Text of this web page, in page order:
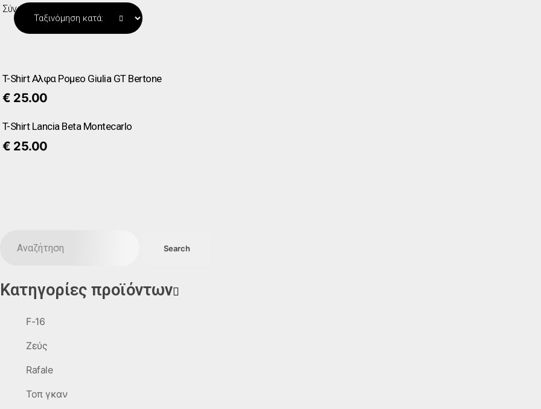
Σύνολο 2 προϊόντων
T-Shirt Αλφα Ρομεο Giulia GT Bertone
€ 25.00
T-Shirt Lancia Beta Montecarlo
€ 25.00
Κατηγορίες προϊόντων
F-16
Ζεύς
Rafale
Τοπ γκαν